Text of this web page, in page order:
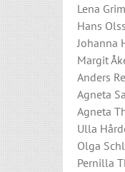
Lena
Hans
Johanna
Margit
Anders
Agneta
Agneta
Ulla
Olga
Pernilla